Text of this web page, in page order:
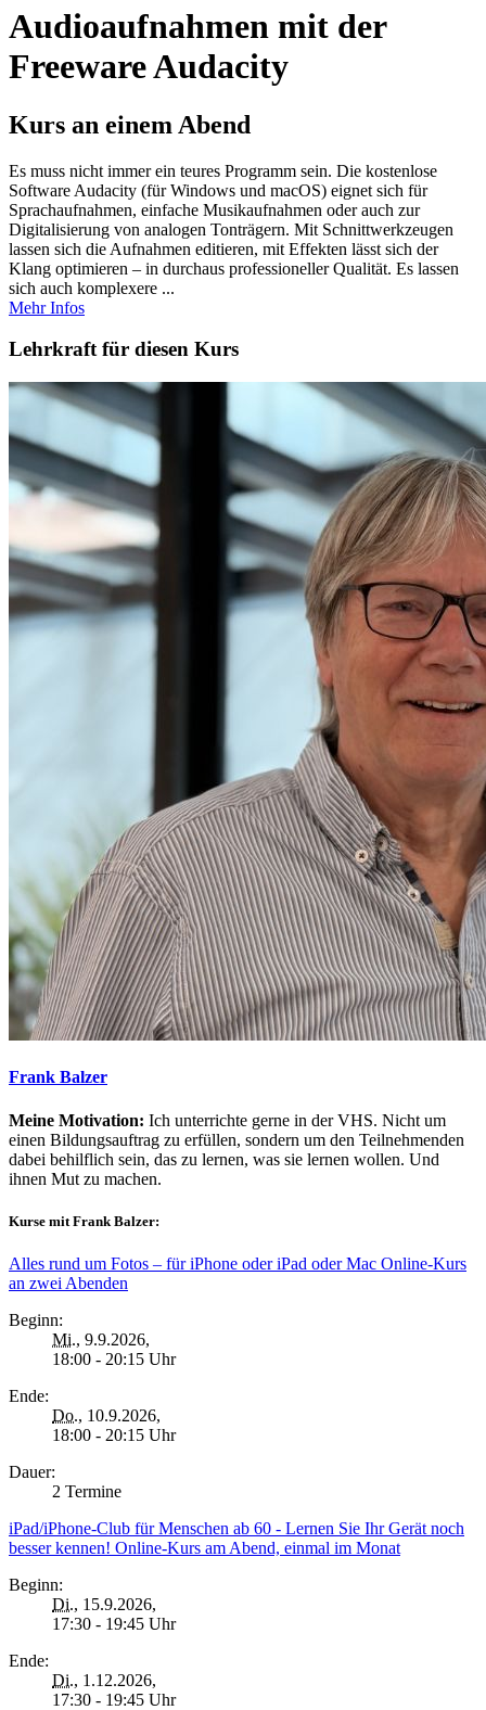
Audioaufnahmen mit der
Freeware Audacity
Kurs an einem Abend
Es muss nicht immer ein teures Programm sein. Die kostenlose
Software Audacity (für Windows und macOS) eignet sich für
Sprachaufnahmen, einfache Musikaufnahmen oder auch zur
Digitalisierung von analogen Tonträgern. Mit Schnittwerkzeugen
lassen sich die Aufnahmen editieren, mit Effekten lässt sich der
Klang optimieren – in durchaus professioneller Qualität. Es lassen
sich auch komplexere ...
Mehr Infos
Lehrkraft für diesen Kurs
Frank Balzer
Meine Motivation: Ich unterrichte gerne in der VHS. Nicht um
einen Bildungsauftrag zu erfüllen, sondern um den Teilnehmenden
dabei behilflich sein, das zu lernen, was sie lernen wollen. Und
ihnen Mut zu machen.
Kurse mit Frank Balzer:
Alles rund um Fotos – für iPhone oder iPad oder Mac Online-Kurs
an zwei Abenden
Beginn:
Mi., 9.9.2026,
18:00 - 20:15 Uhr
Ende:
Do., 10.9.2026,
18:00 - 20:15 Uhr
Dauer:
2 Termine
iPad/iPhone-Club für Menschen ab 60 - Lernen Sie Ihr Gerät noch
besser kennen! Online-Kurs am Abend, einmal im Monat
Beginn:
Di., 15.9.2026,
17:30 - 19:45 Uhr
Ende:
Di., 1.12.2026,
17:30 - 19:45 Uhr